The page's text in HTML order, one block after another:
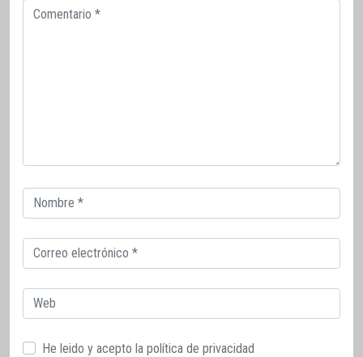
Comentario
Correo
electrónico
Correo
electrónico
Web
He leido y acepto la política de privacidad